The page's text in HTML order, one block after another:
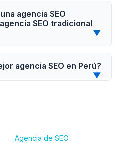
agencia SEO
SEO tradicional
▼
agencia SEO en Perú?
▼
Agencia de SEO